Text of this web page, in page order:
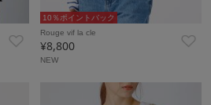
10％ポイントバック
Rouge vif la cle
¥8,800
NEW